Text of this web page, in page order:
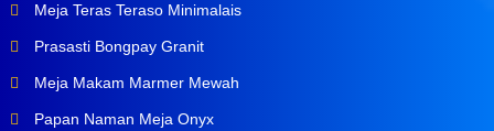
Meja Teras Teraso Minimalais
Prasasti Bongpay Granit
Meja Makam Marmer Mewah
Papan Naman Meja Onyx